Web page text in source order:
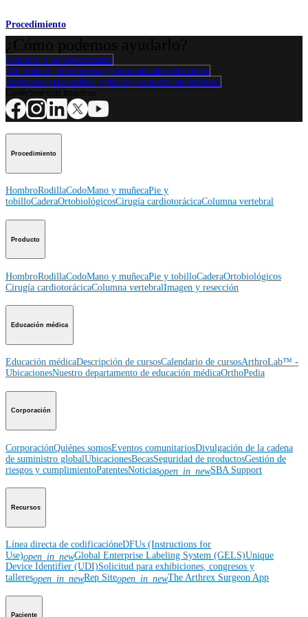
Procedimiento
Contacte a un representante
Ver eventos, laboratorios y oportunidades educativas
Regístrese para recibir: ¿Qué hay de nuevo en Arthrex?
Procedimiento
HombroRodillaCodoMano y muñecaPie y
tobilloCaderaOrtobiológicosCirugía cardiotorácicaColumna vertebral
Producto
HombroRodillaCodoMano y muñecaPie y tobilloCaderaOrtobiológicos
Cirugía cardiotorácicaColumna vertebralImagen y resección
Educación médica
Educación médicaDescripción de cursosCalendario de cursosArthroLab™ -
UbicacionesNuestro departamento de educación médicaOrthoPedia
Corporación
CorporaciónQuiénes somosEventos comunitariosDivulgación de la cadena
de suministro globalUbicacionesBecasSeguridad de productosGestión de
riesgos y cumplimientoPatentesNoticiasopen_in_newSBA Support
Recursos
Línea directa de codificacióneDFUs (Instructions for
Use)open_in_newGlobal Enterprise Labeling System (GELS)Unique
Device Identifier (UDI)Solicitud para exhibiciones, congresos y
talleresopen_in_newRep Siteopen_in_newThe Arthrex Surgeon App
Paciente